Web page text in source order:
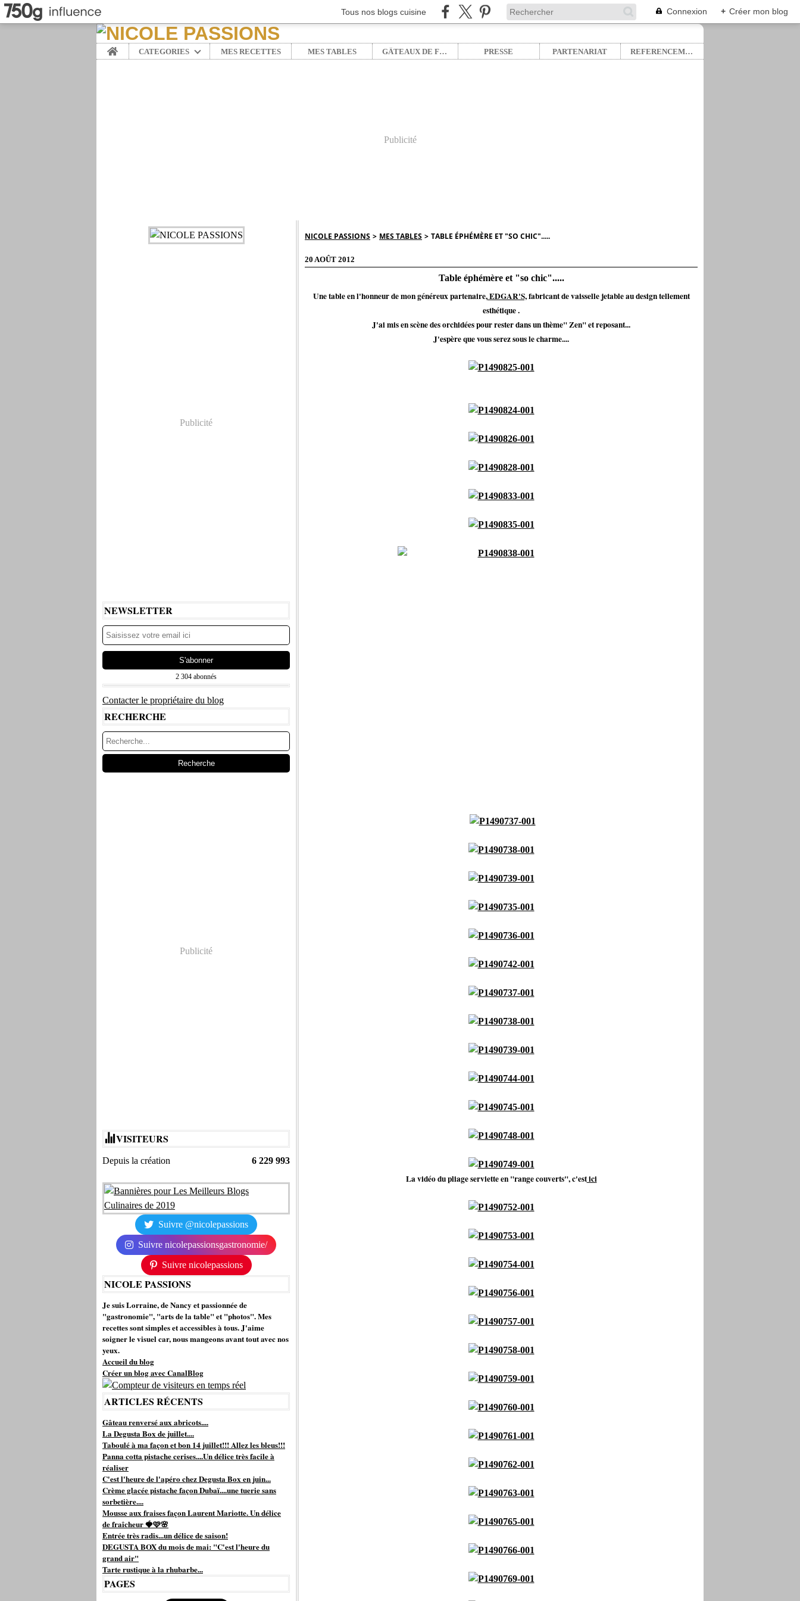
Tous nos blogs cuisine Connexion + Créer mon blog
Home CATEGORIES MES RECETTES MES TABLES GÂTEAUX DE FÊTE PRESSE PARTENARIAT REFERENCEMENT
Publicité
Publicité
NEWSLETTER
2 304 abonnés
Contacter le propriétaire du blog
RECHERCHE
Publicité
VISITEURS
Depuis la création 6 229 993
Suivre @nicolepassions
Suivre nicolepassionsgastronomie/
Suivre nicolepassions
NICOLE PASSIONS
Je suis Lorraine, de Nancy et passionnée de
"gastronomie", "arts de la table" et "photos". Mes
recettes sont simples et accessibles à tous. J'aime
soigner le visuel car, nous mangeons avant tout avec nos
yeux.
Accueil du blog
Créer un blog avec CanalBlog
ARTICLES RÉCENTS
Gâteau renversé aux abricots....
La Degusta Box de juillet....
Taboulé à ma façon et bon 14 juillet!!! Allez les bleus!!!
Panna cotta pistache cerises....Un délice très facile à
réaliser
C'est l'heure de l'apéro chez Degusta Box en juin...
Crème glacée pistache façon Dubaï....une tuerie sans
sorbetière....
Mousse aux fraises façon Laurent Mariotte. Un délice
de fraîcheur 🍓🩷🌸
Entrée très radis...un délice de saison!
DEGUSTA BOX du mois de mai: "C'est l'heure du
grand air"
Tarte rustique à la rhubarbe...
PAGES
NICOLE PASSIONS > MES TABLES > TABLE ÉPHÉMÈRE ET "SO CHIC".....
20 AOÛT 2012
Table éphémère et "so chic".....
Une table en l'honneur de mon généreux partenaire,EDGAR'S,fabricant de vaisselle jetable au design tellement
esthétique.
J'ai mis en scène des orchidées pour rester dans un thème" Zen" et reposant...
J'espère que vous serez sous le charme....
La vidéo du pliage serviette en "range couverts", c'estici